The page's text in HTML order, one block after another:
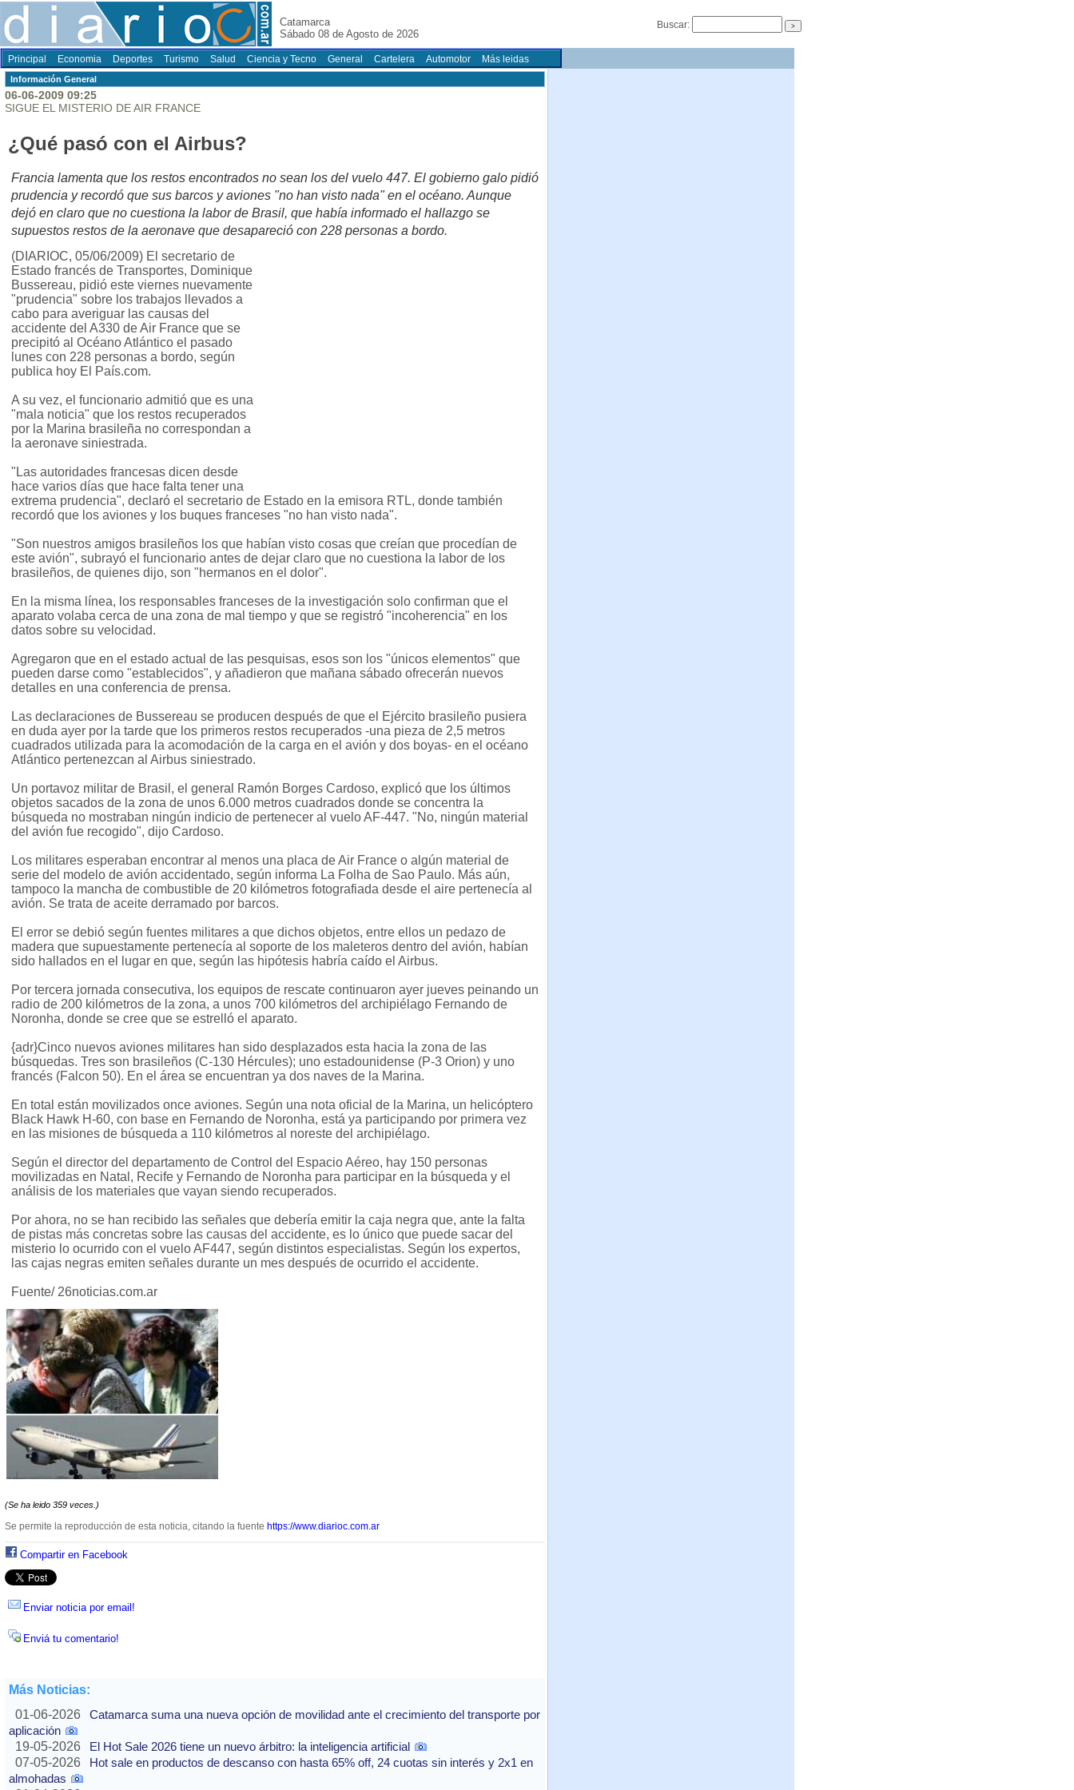
Catamarca
Sábado 08 de Agosto de 2026
Buscar:
Principal Economia Deportes Turismo Salud Ciencia y Tecno General Cartelera Automotor Más leidas
Información General
06-06-2009 09:25
SIGUE EL MISTERIO DE AIR FRANCE
¿Qué pasó con el Airbus?
Francia lamenta que los restos encontrados no sean los del vuelo 447. El gobierno galo pidió
prudencia y recordó que sus barcos y aviones "no han visto nada" en el océano. Aunque
dejó en claro que no cuestiona la labor de Brasil, que había informado el hallazgo se
supuestos restos de la aeronave que desapareció con 228 personas a bordo.
(DIARIOC, 05/06/2009) El secretario de
Estado francés de Transportes, Dominique
Bussereau, pidió este viernes nuevamente
"prudencia" sobre los trabajos llevados a
cabo para averiguar las causas del
accidente del A330 de Air France que se
precipitó al Océano Atlántico el pasado
lunes con 228 personas a bordo, según
publica hoy El País.com.
A su vez, el funcionario admitió que es una
"mala noticia" que los restos recuperados
por la Marina brasileña no correspondan a
la aeronave siniestrada.
"Las autoridades francesas dicen desde
hace varios días que hace falta tener una
extrema prudencia", declaró el secretario de Estado en la emisora RTL, donde también
recordó que los aviones y los buques franceses "no han visto nada".
"Son nuestros amigos brasileños los que habían visto cosas que creían que procedían de
este avión", subrayó el funcionario antes de dejar claro que no cuestiona la labor de los
brasileños, de quienes dijo, son "hermanos en el dolor".
En la misma línea, los responsables franceses de la investigación solo confirman que el
aparato volaba cerca de una zona de mal tiempo y que se registró "incoherencia" en los
datos sobre su velocidad.
Agregaron que en el estado actual de las pesquisas, esos son los "únicos elementos" que
pueden darse como "establecidos", y añadieron que mañana sábado ofrecerán nuevos
detalles en una conferencia de prensa.
Las declaraciones de Bussereau se producen después de que el Ejército brasileño pusiera
en duda ayer por la tarde que los primeros restos recuperados -una pieza de 2,5 metros
cuadrados utilizada para la acomodación de la carga en el avión y dos boyas- en el océano
Atlántico pertenezcan al Airbus siniestrado.
Un portavoz militar de Brasil, el general Ramón Borges Cardoso, explicó que los últimos
objetos sacados de la zona de unos 6.000 metros cuadrados donde se concentra la
búsqueda no mostraban ningún indicio de pertenecer al vuelo AF-447. "No, ningún material
del avión fue recogido", dijo Cardoso.
Los militares esperaban encontrar al menos una placa de Air France o algún material de
serie del modelo de avión accidentado, según informa La Folha de Sao Paulo. Más aún,
tampoco la mancha de combustible de 20 kilómetros fotografiada desde el aire pertenecía al
avión. Se trata de aceite derramado por barcos.
El error se debió según fuentes militares a que dichos objetos, entre ellos un pedazo de
madera que supuestamente pertenecía al soporte de los maleteros dentro del avión, habían
sido hallados en el lugar en que, según las hipótesis habría caído el Airbus.
Por tercera jornada consecutiva, los equipos de rescate continuaron ayer jueves peinando un
radio de 200 kilómetros de la zona, a unos 700 kilómetros del archipiélago Fernando de
Noronha, donde se cree que se estrelló el aparato.
{adr}Cinco nuevos aviones militares han sido desplazados esta hacia la zona de las
búsquedas. Tres son brasileños (C-130 Hércules); uno estadounidense (P-3 Orion) y uno
francés (Falcon 50). En el área se encuentran ya dos naves de la Marina.
En total están movilizados once aviones. Según una nota oficial de la Marina, un helicóptero
Black Hawk H-60, con base en Fernando de Noronha, está ya participando por primera vez
en las misiones de búsqueda a 110 kilómetros al noreste del archipiélago.
Según el director del departamento de Control del Espacio Aéreo, hay 150 personas
movilizadas en Natal, Recife y Fernando de Noronha para participar en la búsqueda y el
análisis de los materiales que vayan siendo recuperados.
Por ahora, no se han recibido las señales que debería emitir la caja negra que, ante la falta
de pistas más concretas sobre las causas del accidente, es lo único que puede sacar del
misterio lo ocurrido con el vuelo AF447, según distintos especialistas. Según los expertos,
las cajas negras emiten señales durante un mes después de ocurrido el accidente.
Fuente/ 26noticias.com.ar
(Se ha leido 359 veces.)
Se permite la reproducción de esta noticia, citando la fuente https://www.diarioc.com.ar
Compartir en Facebook
Enviar noticia por email!
Enviá tu comentario!
Más Noticias:
01-06-2026
Catamarca suma una nueva opción de movilidad ante el crecimiento del transporte por
aplicación
19-05-2026
El Hot Sale 2026 tiene un nuevo árbitro: la inteligencia artificial
07-05-2026
Hot sale en productos de descanso con hasta 65% off, 24 cuotas sin interés y 2x1 en
almohadas